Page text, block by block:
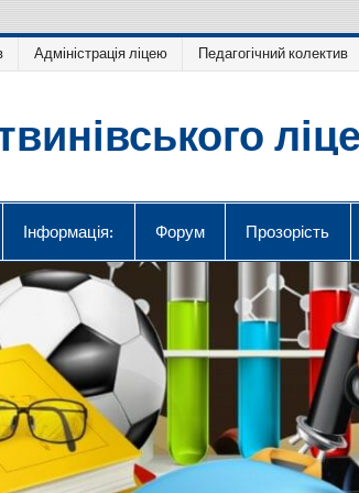
Адміністрація ліцею Педагогічний колектив
Інформація: Форум Прозорість